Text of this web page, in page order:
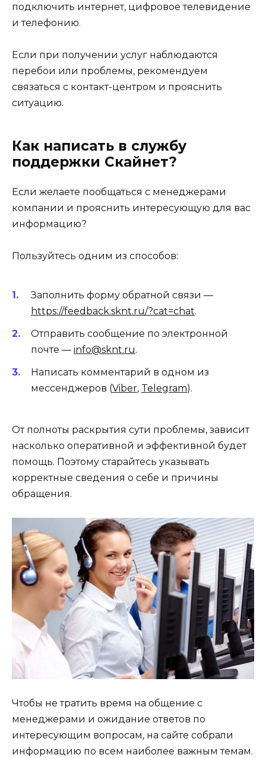
подключить интернет, цифровое телевидение
и телефонию.
Если при получении услуг наблюдаются
перебои или проблемы, рекомендуем
связаться с контакт-центром и прояснить
ситуацию.
Как написать в службу
поддержки Скайнет?
Если желаете пообщаться с менеджерами
компании и прояснить интересующую для вас
информацию?
Пользуйтесь одним из способов:
Заполнить форму обратной связи —
https://feedback.sknt.ru/?cat=chat.
Отправить сообщение по электронной
почте — info@sknt.ru.
Написать комментарий в одном из
мессенджеров (Viber, Telegram).
От полноты раскрытия сути проблемы, зависит
насколько оперативной и эффективной будет
помощь. Поэтому старайтесь указывать
корректные сведения о себе и причины
обращения.
Чтобы не тратить время на общение с
менеджерами и ожидание ответов по
интересующим вопросам, на сайте собрали
информацию по всем наиболее важным темам.